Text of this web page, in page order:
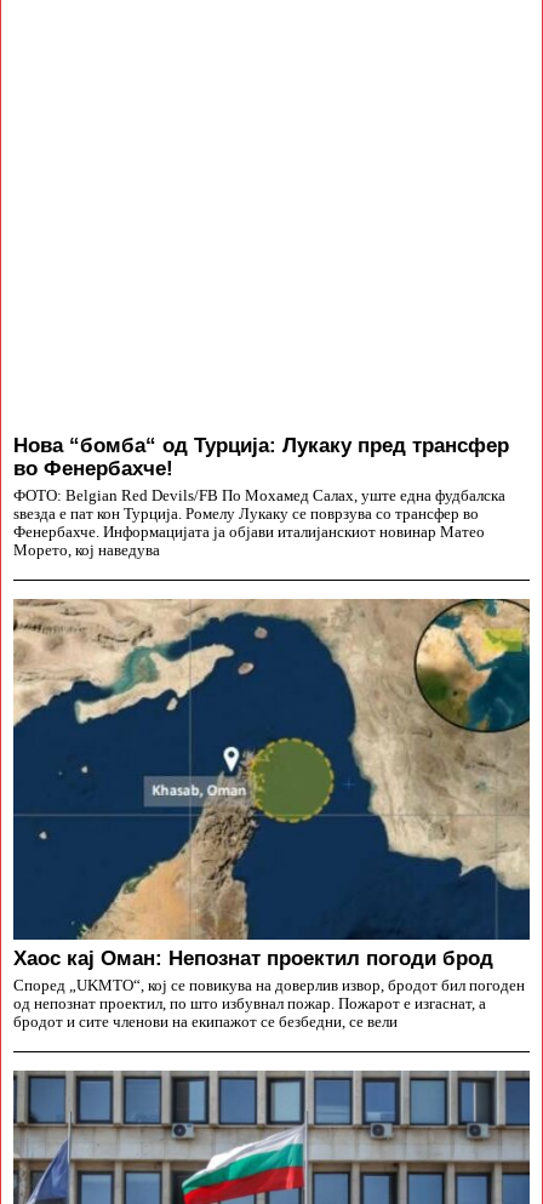
Нова “бомба“ од Турција: Лукаку пред трансфер
во Фенербахче!
ФОТО: Belgian Red Devils/FB По Мохамед Салах, уште една фудбалска
ѕвезда е пат кон Турција. Ромелу Лукаку се поврзува со трансфер во
Фенербахче. Информацијата ја објави италијанскиот новинар Матео
Морето, кој наведува
Хаос кај Оман: Непознат проектил погоди брод
Според „UKMTO“, кој се повикува на доверлив извор, бродот бил погоден
од непознат проектил, по што избувнал пожар. Пожарот е изгаснат, а
бродот и сите членови на екипажот се безбедни, се вели